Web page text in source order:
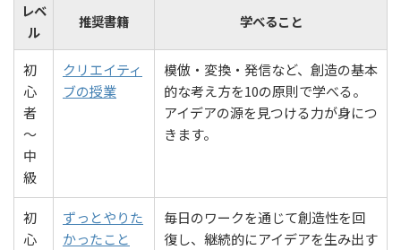
レベ
ル
推奨書籍 学べること
初
心
者
〜
中
級
クリエイティ
ブの授業
模倣・変換・発信など、創造の基本
的な考え方を10の原則で学べる。
アイデアの源を見つける力が身につ
きます。
初
心
ずっとやりた
かったこと
毎日のワークを通じて創造性を回
復し、継続的にアイデアを生み出す